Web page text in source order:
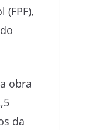
(FPF),
obra
da